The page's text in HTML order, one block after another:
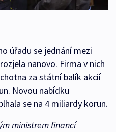
úřadu se jednání mezi
nanovo. Firma v nich
za státní balík akcií
Novou nabídku
se na 4 miliardy korun.
ministrem financí